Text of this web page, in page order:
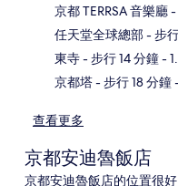
京都 TERRSA 音樂廳-
任天堂全球總部- 步
東寺- 步行 14 分鐘-
京都塔- 步行 18 分鐘
查看更多
京都安迪魯飯店
京都安迪魯飯店的位置很